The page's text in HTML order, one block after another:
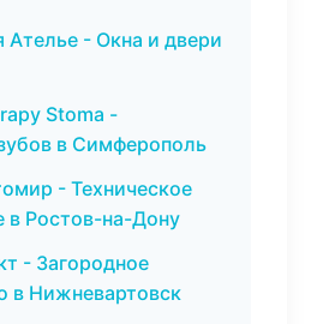
- Окна и двери
Stoma -
в Симферополь
- Техническое
в Ростов-на-Дону
- Загородное
в Нижневартовск